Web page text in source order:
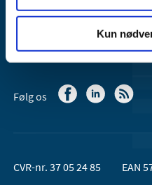
Kun
Kontakt
44 88 95 95 (kl. 9 -
Følg os
CVR-nr. 37 05 24 85 EAN